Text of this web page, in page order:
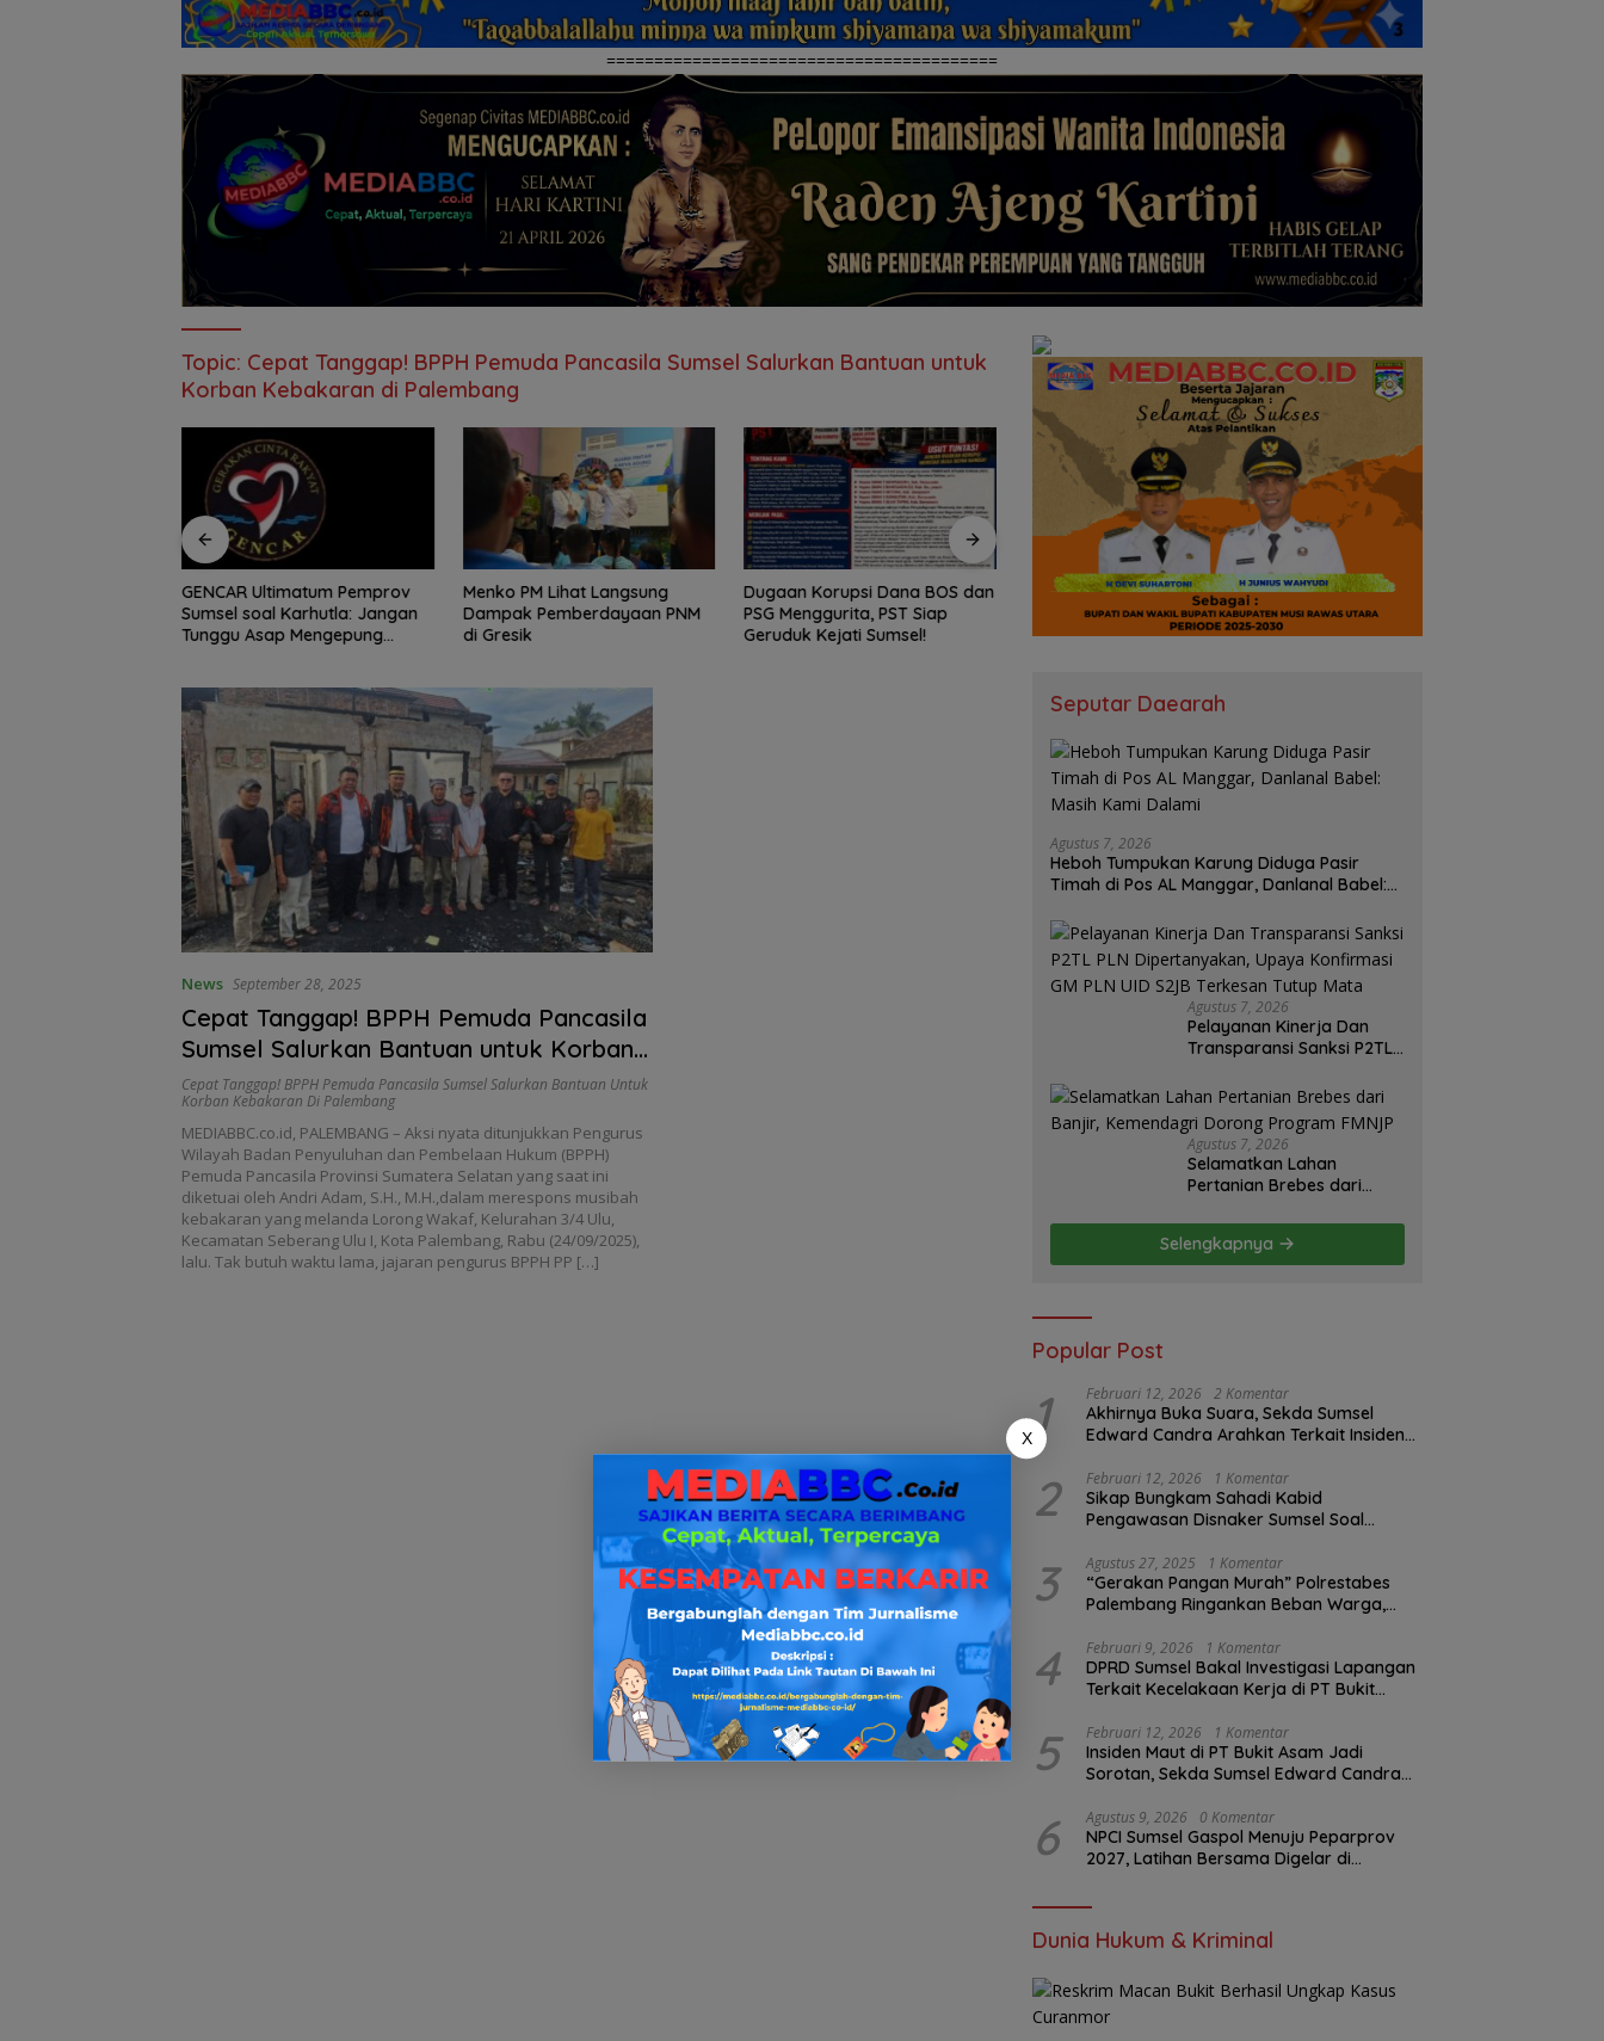
=========================================
Topic: Cepat Tanggap! BPPH Pemuda Pancasila Sumsel Salurkan Bantuan untuk
Korban Kebakaran di Palembang
GENCAR Ultimatum Pemprov
Sumsel soal Karhutla: Jangan
Tunggu Asap Mengepung
Menko PM Lihat Langsung
Dampak Pemberdayaan PNM
di Gresik
Dugaan Korupsi Dana BOS dan
PSG Menggurita, PST Siap
Geruduk Kejati Sumsel!
TARGET 5 BESAR! KORMI
Palembang Kobarkan
Semangat Juang 25 INORGA
Hilang Saat Mencari Ikan, Pria
60 Tahun di Muba Ditemukan
Meninggal di Danau Sanawal
News September 28, 2025
Cepat Tanggap! BPPH Pemuda Pancasila
Sumsel Salurkan Bantuan untuk Korban
Kebakaran di Palembang
Cepat Tanggap! BPPH Pemuda Pancasila Sumsel Salurkan Bantuan Untuk
Korban Kebakaran Di Palembang
MEDIABBC.co.id, PALEMBANG – Aksi nyata ditunjukkan Pengurus
Wilayah Badan Penyuluhan dan Pembelaan Hukum (BPPH)
Pemuda Pancasila Provinsi Sumatera Selatan yang saat ini
diketuai oleh Andri Adam, S.H., M.H.,dalam merespons musibah
kebakaran yang melanda Lorong Wakaf, Kelurahan 3/4 Ulu,
Kecamatan Seberang Ulu I, Kota Palembang, Rabu (24/09/2025),
lalu. Tak butuh waktu lama, jajaran pengurus BPPH PP […]
Seputar Daearah
Agustus 7, 2026
Heboh Tumpukan Karung Diduga Pasir
Timah di Pos AL Manggar, Danlanal Babel:
Agustus 7, 2026
Pelayanan Kinerja Dan
Transparansi Sanksi P2TL
Konfirmasi GM PLN UID
S2JB Terkesan Tutup Mata
Agustus 7, 2026
Selamatkan Lahan
Pertanian Brebes dari
Dorong Program FMNJP
Selengkapnya
Popular Post
1 Februari 12, 2026 2 Komentar
Akhirnya Buka Suara, Sekda Sumsel
Edward Candra Arahkan Terkait Insiden
2 Februari 12, 2026 1 Komentar
Sikap Bungkam Sahadi Kabid
Pengawasan Disnaker Sumsel Soal
Pengawasan K3?
3 Agustus 27, 2025 1 Komentar
“Gerakan Pangan Murah” Polrestabes
Palembang Ringankan Beban Warga,
4 Februari 9, 2026 1 Komentar
DPRD Sumsel Bakal Investigasi Lapangan
Terkait Kecelakaan Kerja di PT Bukit
5 Februari 12, 2026 1 Komentar
Insiden Maut di PT Bukit Asam Jadi
Sorotan, Sekda Sumsel Edward Candra
6 Agustus 9, 2026 0 Komentar
NPCI Sumsel Gaspol Menuju Peparprov
2027, Latihan Bersama Digelar di
Dunia Hukum & Kriminal
X